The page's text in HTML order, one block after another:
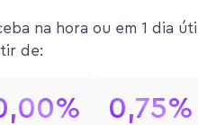
na hora ou em 1 dia
de:
0,75%